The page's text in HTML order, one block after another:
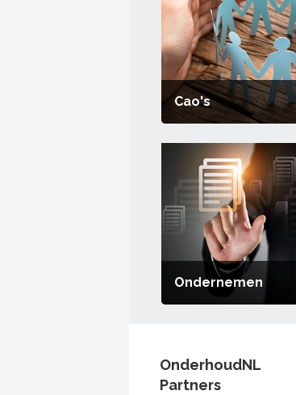
Cao's
Ondernemen
OnderhoudNL
Partners